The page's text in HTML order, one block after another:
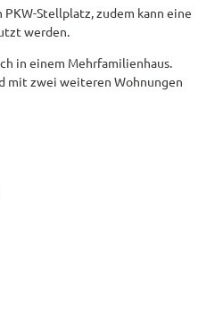
E-Bike-
Ladesta
tionen
ADFC
ktivität
en
Anreise
Kontakt
Ferienwohnungen
Camping
Stellplatz, zudem kann eine
werden.
in einem Mehrfamilienhaus.
mit zwei weiteren Wohnungen